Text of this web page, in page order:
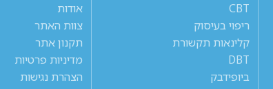
CBT
ריפוי בעיסוק
קלינאות תקשורת
DBT
ביופידבק
אודות
צוות האתר
תקנון אתר
מדיניות פרטיות
הצהרת נגישות